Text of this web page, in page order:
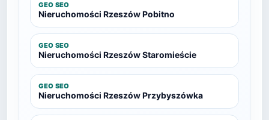
GEO SEO
Nieruchomości Rzeszów Pobitno
GEO SEO
Nieruchomości Rzeszów Staromieście
GEO SEO
Nieruchomości Rzeszów Przybyszówka